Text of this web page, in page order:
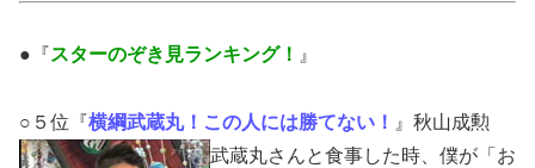
●『スターのぞき見ランキング！ 』
○５位『横綱武蔵丸！この人には勝てない！ 』秋山成勲
武蔵丸さんと食事した時、僕が「お